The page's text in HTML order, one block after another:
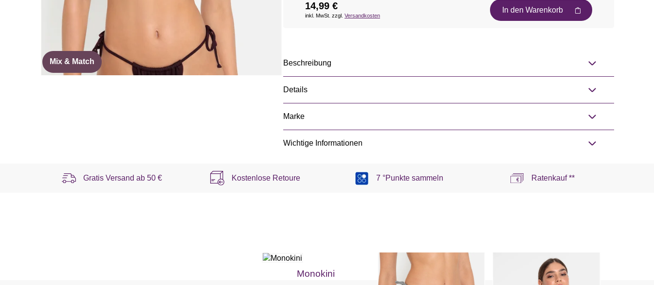
Mix & Match
14,99 €
inkl. MwSt. zzgl. Versandkosten
In den Warenkorb
Beschreibung
Details
Marke
Wichtige Informationen
Gratis Versand ab 50 € Kostenlose Retoure 7 °Punkte sammeln Ratenkauf **
Monokini